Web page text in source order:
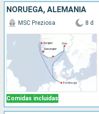
NORUEGA, ALEMANIA
Comidas incluidas
MSC Preziosa 8 d